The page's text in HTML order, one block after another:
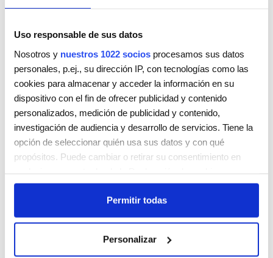
Uso responsable de sus datos
Nosotros y nuestros 1022 socios procesamos sus datos
personales, p.ej., su dirección IP, con tecnologías como las
cookies para almacenar y acceder la información en su
dispositivo con el fin de ofrecer publicidad y contenido
personalizados, medición de publicidad y contenido,
investigación de audiencia y desarrollo de servicios. Tiene la
opción de seleccionar quién usa sus datos y con qué
propósitos. Puede cambiar o retirar su consentimiento en
clicando en el Menú de consentimiento.
Si lo permite, también quisiéramos:
que puede tener una precisión de varios metros
Permitir todas
Personalizar
PELUQUERIA VANITAS
JOSE FRANCHY ROCA 36 BJO.
PALMAS GRAN CANARIALas Palmas35007
ESPAÑA
Teléfono: 928278170 / 605657111
Lunes
9:00 AM - 5:00 PM
9:00 AM - 5:00 PM
Jueves
9:00 AM - 5:00 PM
9:00 AM - 5:00 PM